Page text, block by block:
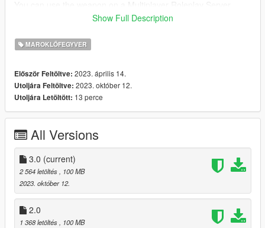
Vinx: Converting the Weapon to GTAV
Flykes: Modeling and textureing the Weapon.
Original Model
I´ve got the permission to convert the model
Changelog
Added a specular map. The Weapon shouldn´t now be looking
chromy
V 2.0
Added a Magazine.
Fixed a bug where the mag release moves while reloading in
first person.
Added a custom black skin. (Due to the light in GTA the
weapon might appear gray and not black)
Show Full Description
MAROKLŐFEGYVER
Először Feltöltve: 2023. április 14.
Utoljára Feltöltve: 2023. október 12.
Utoljára Letöltött: 13 perce
All Versions
3.0 (current)
2 564 letöltés
, 100 MB
2023. október 12.
2.0
1 368 letöltés
, 100 MB